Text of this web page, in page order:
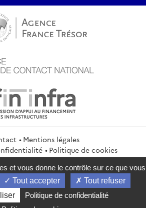
Mentions légales
Politique de cookies
des cookies
Flux RSS
legifrance.gouv.fr
info.gouv.fr
data.gouv.fr
et vous donne le contrôle sur ce que vous
Tout accepter
Tout refuser
Politique de confidentialité